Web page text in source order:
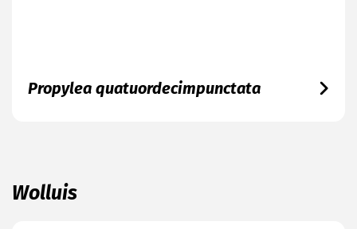
Propylea quatuordecimpunctata
Wolluis